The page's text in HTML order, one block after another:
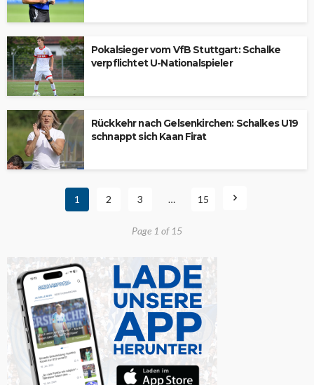
Pokalsieger vom VfB Stuttgart: Schalke
verpflichtet U-Nationalspieler
Rückkehr nach Gelsenkirchen: Schalkes U19
schnappt sich Kaan Firat
1 2 3 … 15
Page 1 of 15